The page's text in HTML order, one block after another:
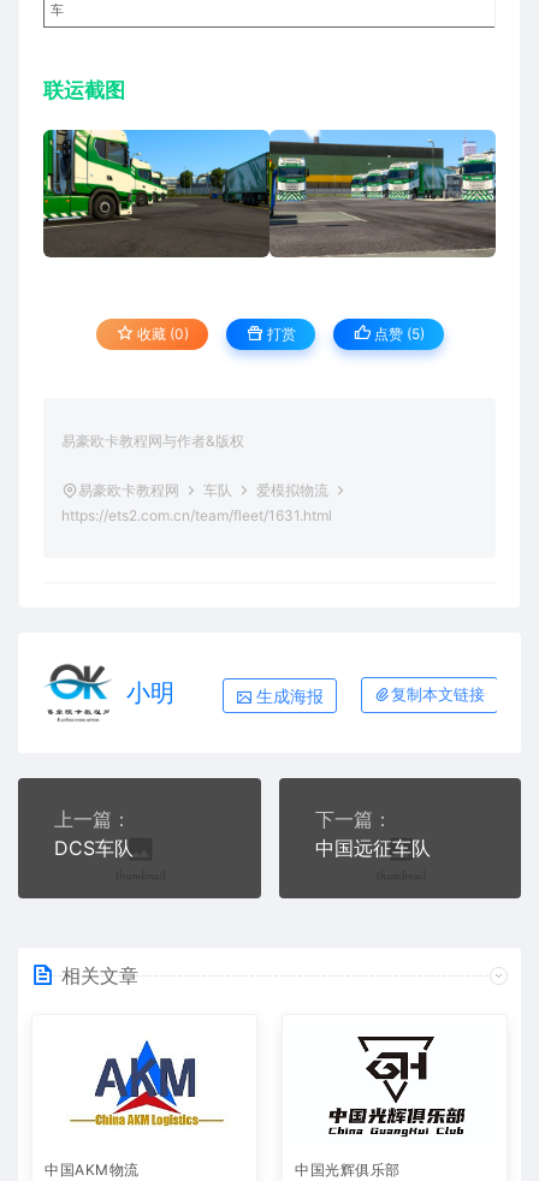
车
联运截图
收藏 (0) 打赏 点赞 (5)
易豪欧卡教程网与作者&版权
易豪欧卡教程网 车队
爱模拟物流
https://ets2.com.cn/team/fleet/1631.html
小明 生成海报 复制本文链接
上一篇：
DCS车队
下一篇：
中国远征车队
相关文章
中国AKM物流 中国光辉俱乐部